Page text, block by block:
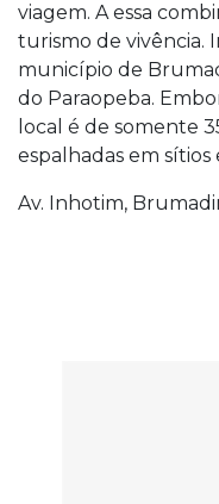
viagem. A essa
turismo de vivência.
município de
do Paraopeba.
local é de somente
espalhadas em sítios
Av. Inhotim,